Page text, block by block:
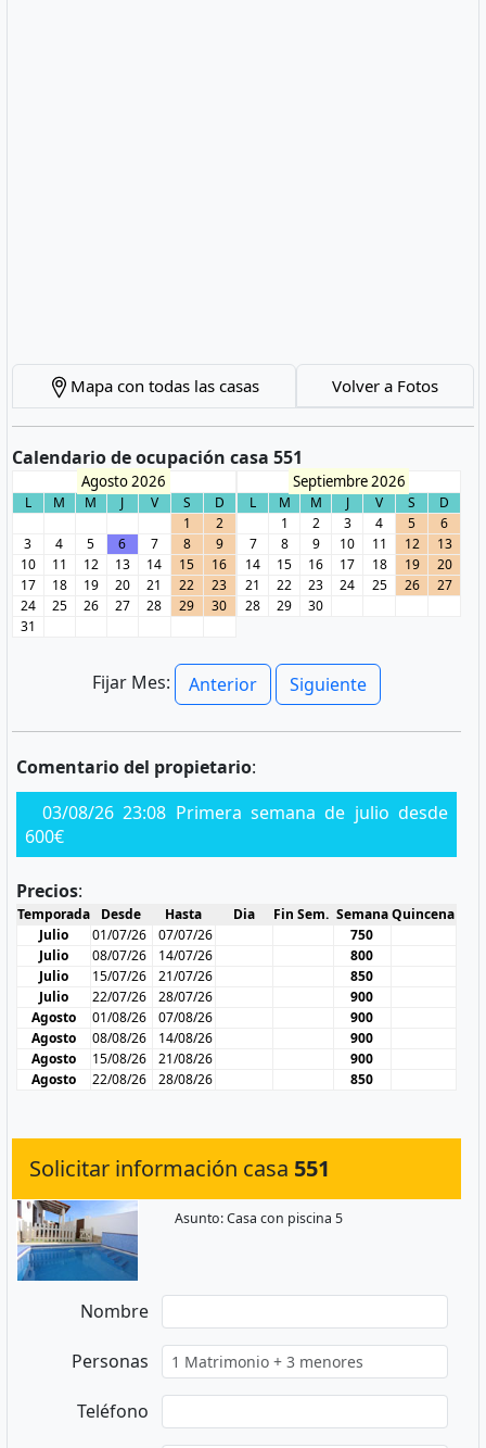
Mapa con todas las casas Volver a Fotos
Calendario de ocupación casa 551
Agosto 2026
L M M J V S
D
1
2
3
4 5 6 7 8
9
10
11 12 13 14 15
16
17
18 19 20 21 22
23
24
25 26 27 28 29
30
31
Septiembre 2026
L M M J V S
D
1
2 3 4 5
6
7
8 9 10 11 12
13
14
15 16 17 18 19
20
21
22 23 24 25 26
27
28
29 30
Fijar Mes: Anterior Siguiente
Comentario del propietario:
03/08/26 23:08 Primera semana de julio desde
600€
Precios:
Temporada Desde Hasta Dia Fin Sem. Semana Quincena
Julio
01/07/26 07/07/26
750
Julio
08/07/26 14/07/26
800
Julio
15/07/26 21/07/26
850
Julio
22/07/26 28/07/26
900
Agosto
01/08/26 07/08/26
900
Agosto
08/08/26 14/08/26
900
Agosto
15/08/26 21/08/26
900
Agosto
22/08/26 28/08/26 850
Solicitar información casa 551
Asunto: Casa con piscina 5
Nombre
Personas
Teléfono